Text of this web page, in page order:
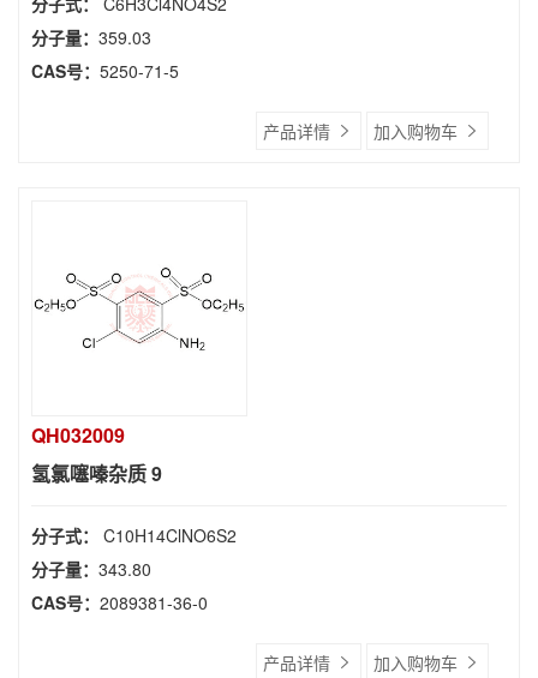
分子量： 359.03
CAS号： 5250-71-5
产品详情 加入购物车
QH032009
氢氯噻嗪杂质 9
分子式： C10H14ClNO6S2
分子量： 343.80
CAS号： 2089381-36-0
产品详情 加入购物车